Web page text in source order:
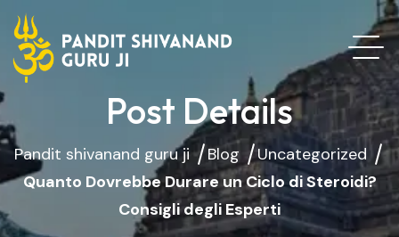
Post Details
Pandit shivanand guru ji Blog
Uncategorized
Quanto Dovrebbe Durare un Ciclo di Steroidi?
Consigli degli Esperti